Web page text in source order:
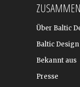
Über Baltic
Baltic
Bekannt aus
Presse